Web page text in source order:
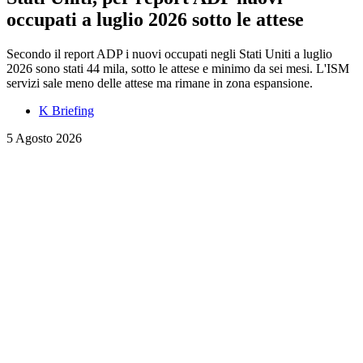
occupati a luglio 2026 sotto le attese
Secondo il report ADP i nuovi occupati negli Stati Uniti a luglio
2026 sono stati 44 mila, sotto le attese e minimo da sei mesi. L'ISM
servizi sale meno delle attese ma rimane in zona espansione.
K Briefing
5 Agosto 2026